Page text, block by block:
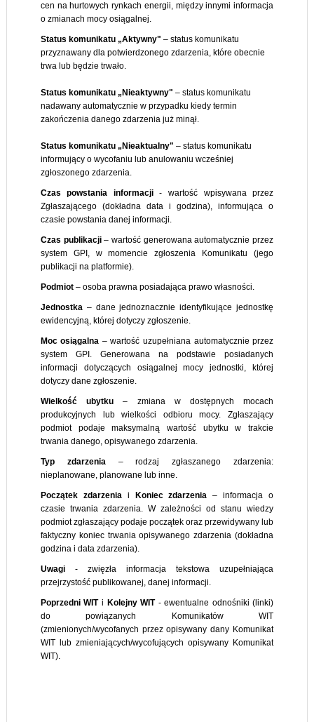
cen na hurtowych rynkach energii, między innymi informacja
o zmianach mocy osiągalnej.
Status komunikatu „Aktywny" – status komunikatu
przyznawany dla potwierdzonego zdarzenia, które obecnie
trwa lub będzie trwało.
Status komunikatu „Nieaktywny" – status komunikatu
nadawany automatycznie w przypadku kiedy termin
zakończenia danego zdarzenia już minął.
Status komunikatu „Nieaktualny" – status komunikatu
informujący o wycofaniu lub anulowaniu wcześniej
zgłoszonego zdarzenia.
Czas powstania informacji- wartość wpisywana przez
Zgłaszającego (dokładna data i godzina), informująca o
czasie powstania danej informacji.
Czas publikacji– wartość generowana automatycznie przez
system GPI, w momencie zgłoszenia Komunikatu (jego
publikacji na platformie).
Podmiot– osoba prawna posiadająca prawo własności.
Jednostka– dane jednoznacznie identyfikujące jednostkę
ewidencyjną, której dotyczy zgłoszenie.
Moc osiągalna – wartość uzupełniana automatycznie przez
system GPI. Generowana na podstawie posiadanych
informacji dotyczących osiągalnej mocy jednostki, której
dotyczy dane zgłoszenie.
Wielkość ubytku – zmiana w dostępnych mocach
produkcyjnych lub wielkości odbioru mocy. Zgłaszający
podmiot podaje maksymalną wartość ubytku w trakcie
trwania danego, opisywanego zdarzenia.
Typ zdarzenia– rodzaj zgłaszanego zdarzenia:
nieplanowane, planowane lub inne.
Początek zdarzeniai Koniec zdarzenia – informacja o
czasie trwania zdarzenia. W zależności od stanu wiedzy
podmiot zgłaszający podaje początek oraz przewidywany lub
faktyczny koniec trwania opisywanego zdarzenia (dokładna
godzina i data zdarzenia).
Uwagi- zwięzła informacja tekstowa uzupełniająca
przejrzystość publikowanej, danej informacji.
Poprzedni WITi Kolejny WIT- ewentualne odnośniki (linki)
do powiązanych Komunikatów WIT
(zmienionych/wycofanych przez opisywany dany Komunikat
WIT lub zmieniających/wycofujących opisywany Komunikat
WIT).